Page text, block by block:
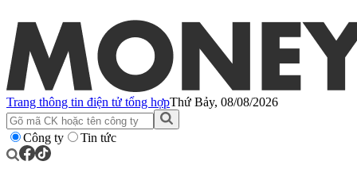
Trang thông tin điện tử tổng hợpThứ Bảy, 08/08/2026
Công ty Tin tức